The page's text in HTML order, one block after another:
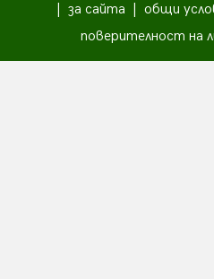
за сайта
общи
поверителност на